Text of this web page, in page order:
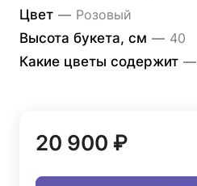
Цвет — Розовый
Высота букета, см — 40
Какие цветы содержит —
20 900 ₽